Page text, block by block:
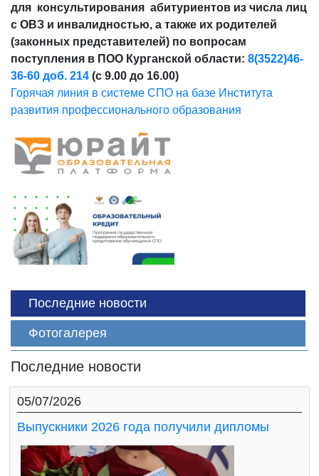
для консультирования абитуриентов из числа лиц
с ОВЗ и инвалидностью, а также их родителей
(законных представителей) по вопросам
поступления в ПОО Курганской области: 8(3522)46-
36-60 доб. 214 (с 9.00 до 16.00)
Горячая линия в системе СПО на базе Института
развития профессионального образования
Последние новости
Фотогалерея
Последние новости
05/07/2026
Выпускники 2026 года получили дипломы